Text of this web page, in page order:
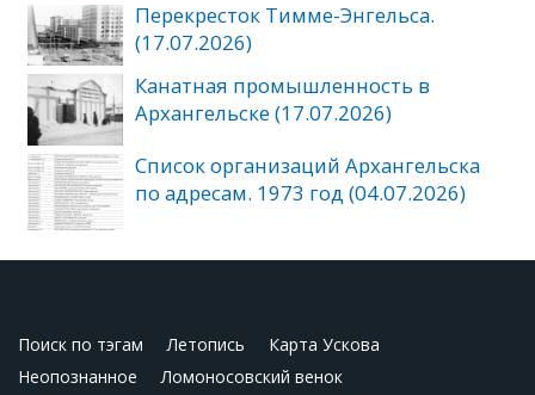
Перекресток Тимме-Энгельса.
(17.07.2026)
Канатная промышленность в
Архангельске (17.07.2026)
Список организаций Архангельска
по адресам. 1973 год (04.07.2026)
Поиск по тэгам Летопись
Карта Ускова
Неопознанное
Ломоносовский венок